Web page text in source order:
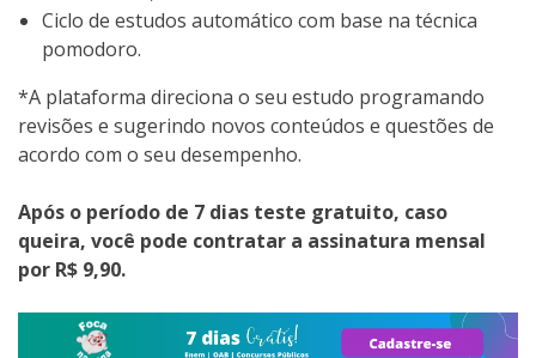
Ciclo de estudos automático com base na técnica
pomodoro.
*A plataforma direciona o seu estudo programando
revisões e sugerindo novos conteúdos e questões de
acordo com o seu desempenho.
Após o período de 7 dias teste gratuito, caso
queira, você pode contratar a assinatura mensal
por R$ 9,90.